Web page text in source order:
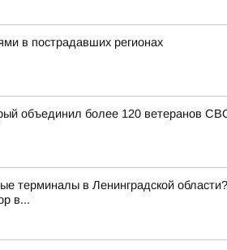
в пострадавших регионах
объединил более 120 ветеранов
в Ленинградской
в...